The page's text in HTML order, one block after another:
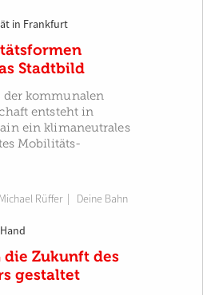
in Frankfurt
Stadtbild
der kommunalen
entsteht in
ein klimaneutrales
Mobilitäts-
Michael Rüffer| Deine Bahn
die Zukunft des
gestaltet